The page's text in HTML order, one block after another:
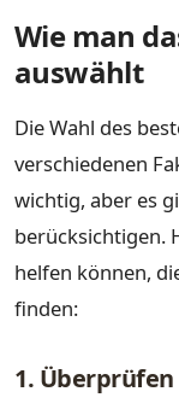
Wie man
auswählt
Die Wahl des
verschiedenen
wichtig, aber es
berücksichtigen.
helfen können,
finden:
1. Überprüfen